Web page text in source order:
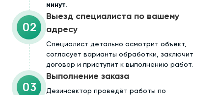
минут.
02
Выезд специалиста по вашему
адресу
Cпециалист детально осмотрит объект,
согласует варианты обработки, заключит
договор и приступит к выполнению работ.
03
Выполнение заказа
Дезинсектор проведёт работы по